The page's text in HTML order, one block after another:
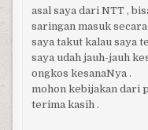
asal saya dari NTT ,
saringan masuk
saya takut kalau saya
saya udah jauh-jauh
ongkos kesanaNya .
mohon kebijakan dari
terima kasih .